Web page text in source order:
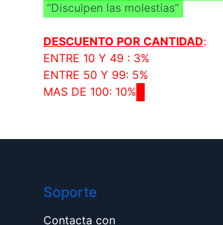
“Disculpen las molestias”
DESCUENTO POR CANTIDAD:
ENTRE 10 Y 49 : 3%
ENTRE 50 Y 99: 5%
MAS DE 100: 10%
Soporte
Contacta con